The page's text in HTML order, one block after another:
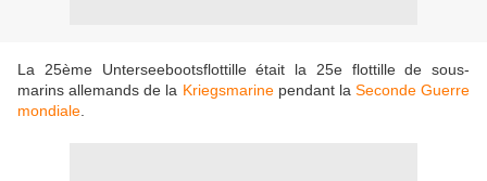
La 25ème Unterseebootsflottille était la 25e flottille de sous-
marins allemands de la Kriegsmarinependant la Seconde Guerre
mondiale